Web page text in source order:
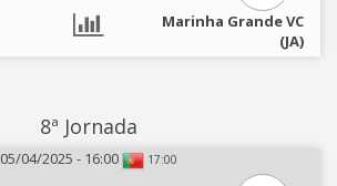
Marinha Grande VC
(JA)
8ª Jornada
05/04/2025 - 16:00 17:00